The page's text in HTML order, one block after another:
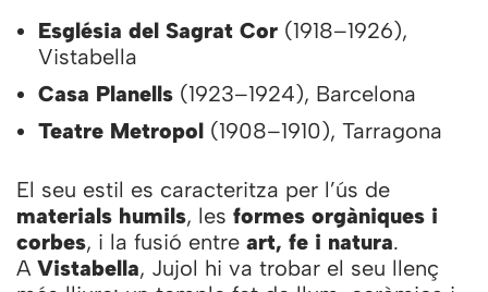
Església del Sagrat Cor (1918–1926),
Vistabella
Casa Planells (1923–1924), Barcelona
Teatre Metropol (1908–1910), Tarragona
El seu estil es caracteritza per l’ús de
materials humils, les formes orgàniques i
corbes, i la fusió entre art, fe i natura.
A Vistabella, Jujol hi va trobar el seu llenç